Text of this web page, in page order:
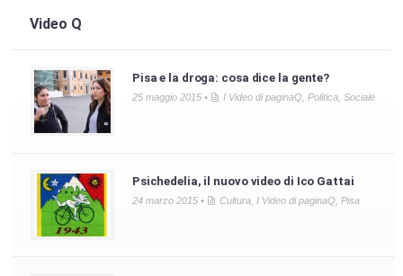
Video Q
Pisa e la droga: cosa dice la gente?
25 maggio 2015 • I Video di paginaQ Politica, Sociale
Psichedelia, il nuovo video di Ico Gattai
24 marzo 2015 • Cultura, I Video di paginaQ Pisa